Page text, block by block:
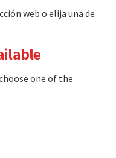
web o elija una de
one of the